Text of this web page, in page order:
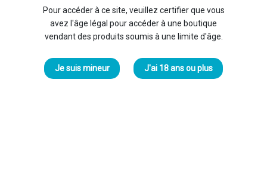
Pour accéder à ce site, veuillez certifier que vous
avez l'âge légal pour accéder à une boutique
vendant des produits soumis à une limite d'âge.
Je suis mineur J'ai 18 ans ou plus